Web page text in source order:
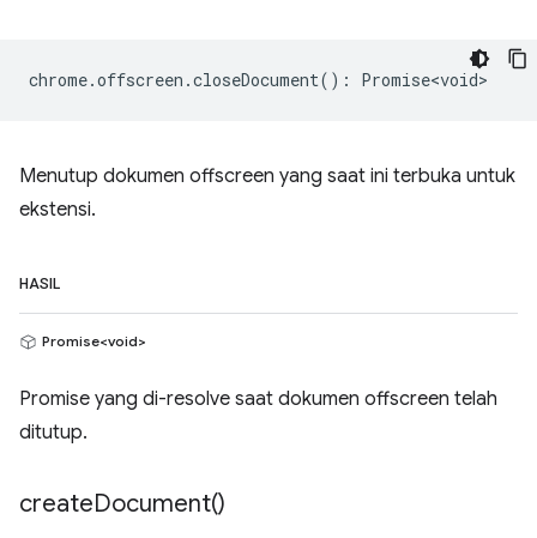
chrome.offscreen .closeDocument() : Promise<void>
Menutup dokumen offscreen yang saat ini terbuka untuk
ekstensi.
HASIL
Promise<void>
Promise yang di-resolve saat dokumen offscreen telah
ditutup.
createDocument()